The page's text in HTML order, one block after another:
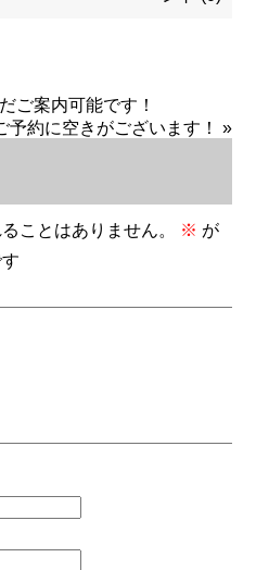
ご案内可能です！
予約に空きがございます！
»
ことはありません。 ※ が